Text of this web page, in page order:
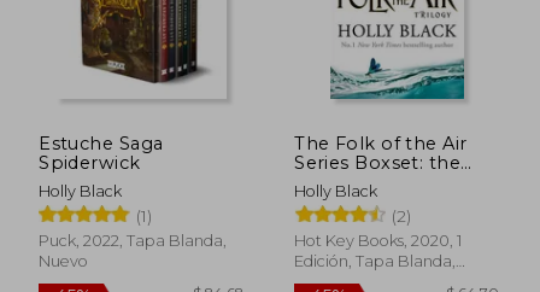
45%
dcto.
45%
dcto.
Estuche Saga
Spiderwick
Holly Black
(1)
Puck, 2022, Tapa Blanda,
Nuevo
The Folk of the Air
Series Boxset: the
Cruel Prince, The
Wicked King & The
Queen of Nothing
(en Inglés)
Holly Black
(2)
Hot Key Books, 2020, 1
Edición, Tapa Blanda,
Nuevo